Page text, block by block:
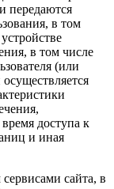
передаются
в том
в том числе
(или
доступа к
и иная
сайта, в